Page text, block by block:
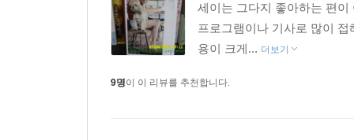
세이는 그다지 좋아하는 편
프로그램이나 기사로 많이
용이 크게... 더보기
9명이 이 리뷰를 추천합니다.